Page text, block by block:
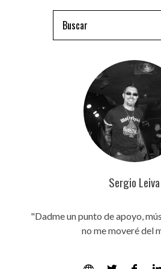
Sergio Leiva
"Dadme un punto de apoyo,
no me moveré del